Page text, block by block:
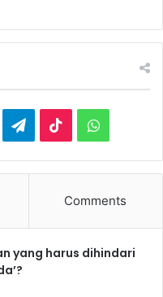
e
g
i
o
W
h
s
Comments
yang harus dihindari